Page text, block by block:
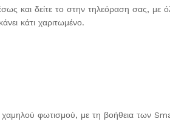
και δείτε το στην τηλεόραση σας, με
κάτι χαριτωμένο.
χαμηλού φωτισμού, με τη βοήθεια των